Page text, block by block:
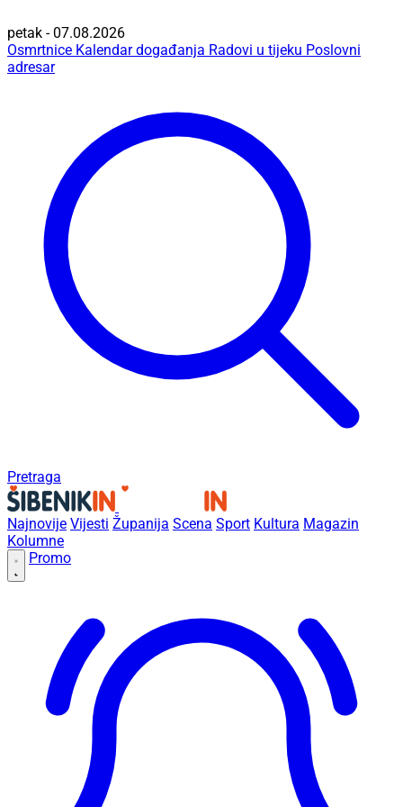
petak - 07.08.2026
Osmrtnice Kalendar događanja Radovi u tijeku Poslovni
adresar
Pretraga
Najnovije Vijesti Županija Scena Sport Kultura Magazin
Kolumne
Promo